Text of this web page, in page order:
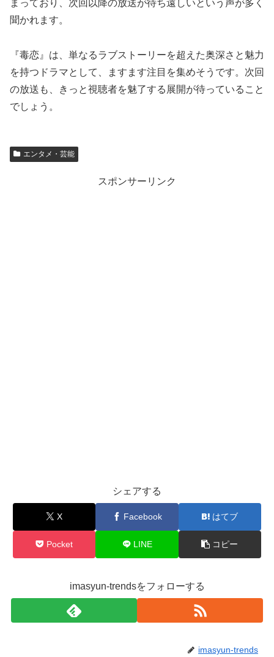
まっており、次回以降の放送が待ち遠しいという声が多く
聞かれます。
『毒恋』は、単なるラブストーリーを超えた奥深さと魅力
を持つドラマとして、ますます注目を集めそうです。次回
の放送も、きっと視聴者を魅了する展開が待っていること
でしょう。
エンタメ・芸能
スポンサーリンク
シェアする
X Facebook はてブ
Pocket LINE コピー
imasyun-trendsをフォローする
imasyun-trends